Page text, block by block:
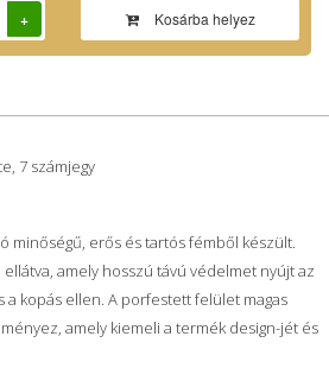
+ Kosárba helyez
7 számjegy
minőségű, erős és tartós fémből készült.
amely hosszú távú védelmet nyújt az
a kopás ellen. A porfestett felület magas
amely kiemeli a termék design-jét és